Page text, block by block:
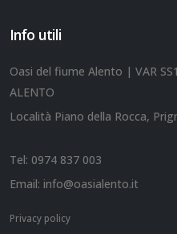
Info utili
Oasi del fiume Alento | VAR
ALENTO
Località Piano della Rocca,
Tel: 0974 837 003
Email: info@oasialento.it
Privacy policy